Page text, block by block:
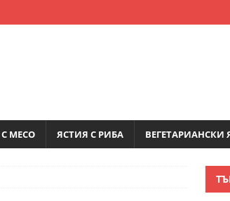
МЕСО ЯСТИЯ С РИБА ВЕГЕТАРИАНСКИ